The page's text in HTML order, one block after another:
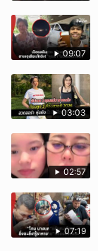
09:07
03:03
02:57
07:19